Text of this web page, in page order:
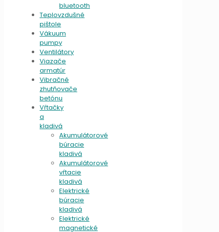
bluetooth
Teplovzdušné
pištole
Vákuum
pumpy
Ventilátory
Viazače
armatúr
Vibračné
zhutňovače
betónu
Vŕtačky
a
kladivá
Akumulátorové
búracie
kladivá
Akumulátorové
vŕtacie
kladivá
Elektrické
búracie
kladivá
Elektrické
magnetické